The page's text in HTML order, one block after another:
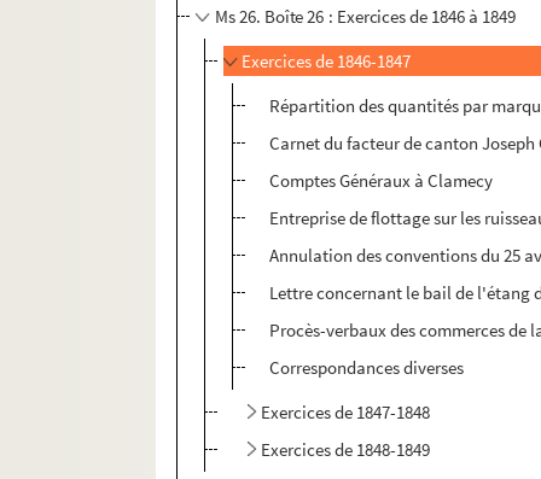
Ms 26. Boîte 26 : Exercices de 1846 à 1849
Exercices de 1846-1847
Répartition des quantités par
Carnet du facteur de canton Joseph
Comptes Généraux à Clamecy
Entreprise de flottage sur les
Annulation des conventions du 25
Lettre concernant le bail de l'étang
Procès-verbaux des commerces de
Correspondances diverses
Exercices de 1847-1848
Exercices de 1848-1849